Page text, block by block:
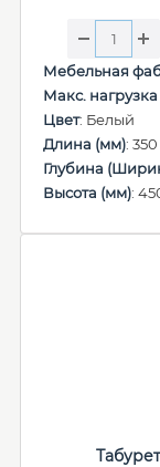
Мебельная
Макс. нагрузка
Цвет: Белый
Длина (мм): 350
Глубина
Высота (мм):